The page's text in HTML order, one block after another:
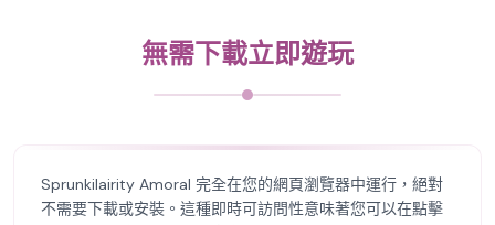
無需下載立即遊玩
Sprunkilairity Amoral 完全在您的網頁瀏覽器中運行，絕對
不需要下載或安裝。這種即時可訪問性意味著您可以在點擊